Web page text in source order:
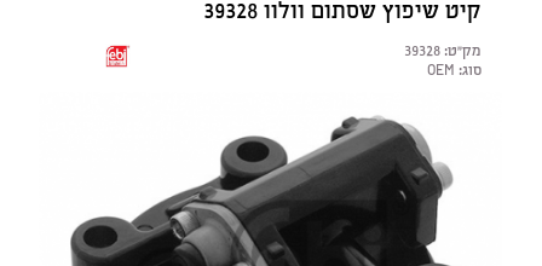
קיט שיפוץ שסתום וולוו 39328
מק"ט: 39328
סוג: OEM